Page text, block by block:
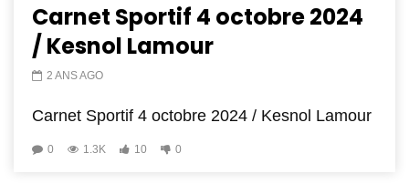
Carnet Sportif 4 octobre 2024
/ Kesnol Lamour
2 ANS AGO
Carnet Sportif 4 octobre 2024 / Kesnol Lamour
0 1.3K 10 0